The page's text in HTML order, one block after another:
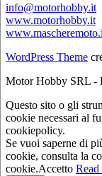
info@motorhobby.it
www.motorhobby.it
WordPress Theme
Motor Hobby SRL -
Questo sito o gli
cookie necessari al
cookiepolicy.
Se vuoi saperne di
cookie, consulta la
cookie.Accetto